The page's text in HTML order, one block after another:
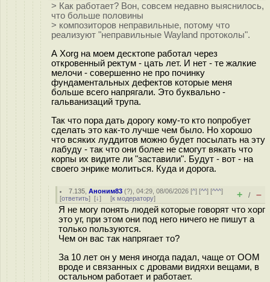
> Как работает? Вон, совсем недавно выяснилось,
что больше половины
> композиторов неправильные, потому что
реализуют "неправильные Wayland протоколы".
А Xorg на моем десктопе работал через
откровенный ректум - цать лет. И нет - те жалкие
мелочи - совершенно не про починку
фундаментальных дефектов которые меня
больше всего напрягали. Это буквально -
гальванизаций трупа.
Так что пора дать дорогу кому-то кто попробует
сделать это как-то лучше чем было. Но хорошо
что всяких луддитов можно будет посылать на эту
лабуду - так что они более не смогут вякать что
корпы их видите ли "заставили". Будут - вот - на
своего энрике молиться. Куда и дорога.
7.135 ,Аноним83 (?), 04:29, 08/06/2026 [^] [^^] [^^^]
[ответить] [↓] [к модератору] + / –
Я не могу понять людей которые говорят что хорг
это уг, при этом они под него ничего не пишут а
только пользуются.
Чем он вас так напрягает то?
За 10 лет он у меня иногда падал, чаще от OOM
вроде и связанных с дровами видяхи вещами, в
остальном работает и работает.